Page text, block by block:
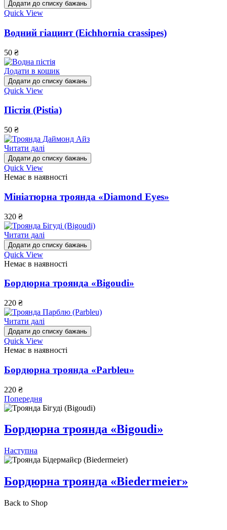
Додати до списку бажань
Quick View
Водний гіацинт (Eichhornia crassipes)
50 ₴
Додати в кошик
Додати до списку бажань
Quick View
Пістія (Pistia)
50 ₴
Читати далі
Додати до списку бажань
Quick View
Немає в наявності
Мініатюрна троянда «Diamond Eyes»
320 ₴
Читати далі
Додати до списку бажань
Quick View
Немає в наявності
Бордюрна троянда «Bigoudi»
220 ₴
Читати далі
Додати до списку бажань
Quick View
Немає в наявності
Бордюрна троянда «Parbleu»
220 ₴
Попередня
Бордюрна троянда «Bigoudi»
Наступна
Бордюрна троянда «Biedermeier»
Back to Shop